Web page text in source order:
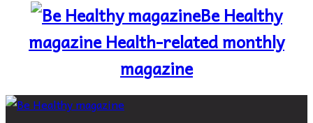
Be Healthy
magazine Health-related monthly
magazine